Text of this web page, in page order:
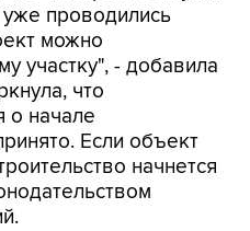
уже проводились
можно
участку", - добавила
что
о начале
Если объект
начнется